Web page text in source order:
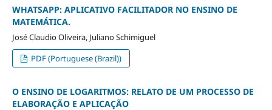
WHATSAPP: APLICATIVO FACILITADOR NO ENSINO DE
MATEMÁTICA.
José Claudio Oliveira, Juliano Schimiguel
PDF (Portuguese (Brazil))
O ENSINO DE LOGARITMOS: RELATO DE UM PROCESSO DE
ELABORAÇÃO E APLICAÇÃO